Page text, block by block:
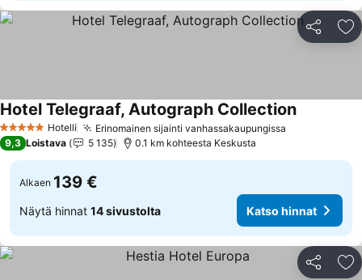
Jaa
5 Tähtiluokitus
Hotelli Erinomainen sijainti vanhassakaupungissa
Hotel Telegraaf, Autograph CollectionKatso
9,3 Loistava 5 135 0.1 km kohteesta Keskusta
Alkaen 139 €
Näytä hinnat 14 sivustolta Katso hinnat
Jaa